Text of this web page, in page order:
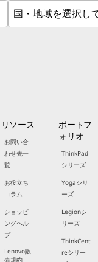
リソース
お問い合
わせ先一
覧
お役立ち
コラム
ショッピ
ングヘル
プ
Lenovo販
売規約
ポートフ
ォリオ
ThinkPad
シリーズ
Yogaシリ
ーズ
Legionシ
リーズ
ThinkCent
reシリー